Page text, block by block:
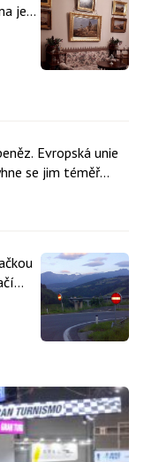
je
Evropská unie
se jim téměř